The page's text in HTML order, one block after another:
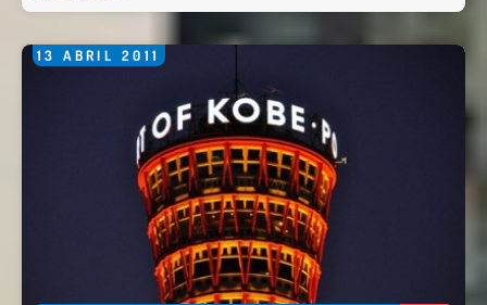
13 ABRIL 2011